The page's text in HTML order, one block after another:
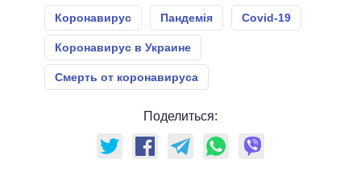
Коронавирус Пандемія Covid-19
Коронавирус в Украине
Смерть от коронавируса
Поделиться: